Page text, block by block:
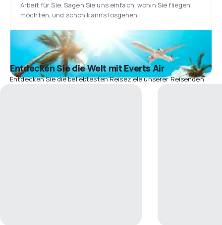
Arbeit für Sie. Sagen Sie uns einfach, wohin Sie fliegen
möchten, und schon kann’s losgehen.
Entdecken Sie die Welt mit Everts Air
Entdecken Sie die beliebtesten Reiseziele unserer Reisenden